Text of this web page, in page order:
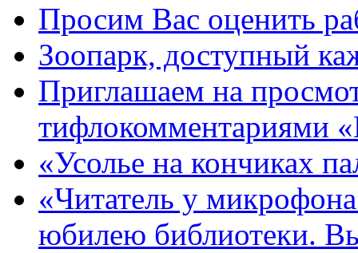
Просим Вас оценить
Зоопарк, доступный
Приглашаем на
тифлокомментариями
«Усолье на кончиках
«Читатель у
юбилею библиотеки.